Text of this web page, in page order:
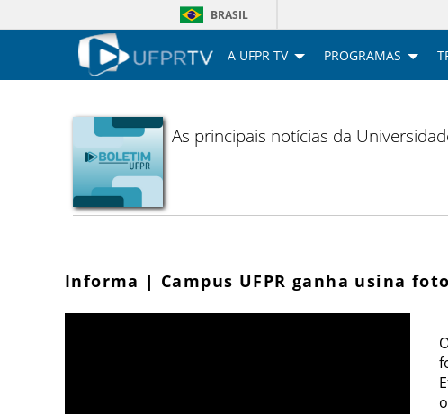
BRASIL
A UFPR TV PROGRAMAS
As principais notícias da
Informa | Campus UFPR ganha usina